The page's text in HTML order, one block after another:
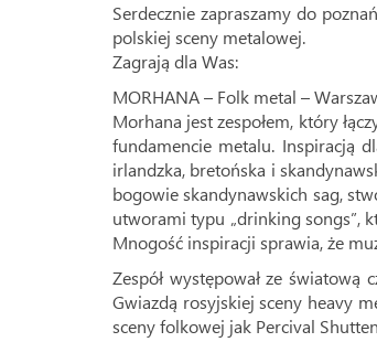
Serdecznie zapraszamy do
polskiej sceny metalowej.
Zagrają dla Was:
MORHANA – Folk metal –
Morhana jest zespołem, który
fundamencie metalu. Inspiracją
irlandzka, bretońska i
bogowie skandynawskich sag,
utworami typu „drinking songs”,
Mnogość inspiracji sprawia, że
Zespół występował ze światową
Gwiazdą rosyjskiej sceny heavy
sceny folkowej jak Percival